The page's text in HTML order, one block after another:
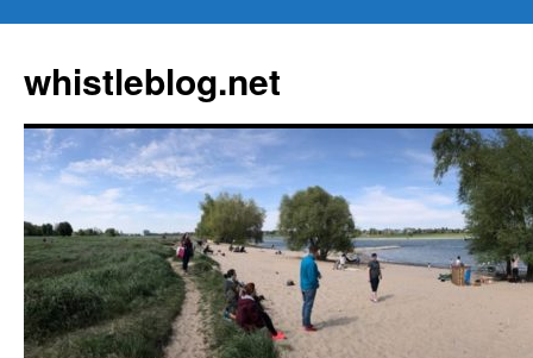
springen
whistleblog.net